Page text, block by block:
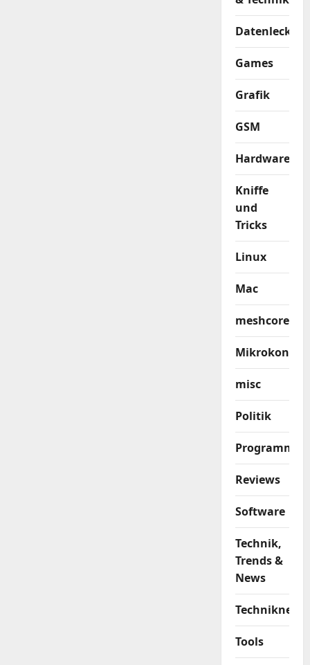
Datenleck
Games
Grafik
GSM
Hardware
Kniffe
und
Tricks
Linux
Mac
meshcore
misc
Politik
Reviews
Software
Technik,
Trends &
News
Techniknews
Tools